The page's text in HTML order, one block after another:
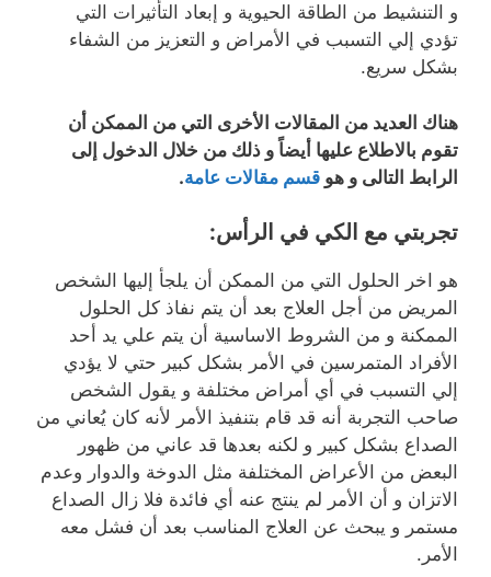
و التنشيط من الطاقة الحيوية و إبعاد التأثيرات التي
تؤدي إلي التسبب في الأمراض و التعزيز من الشفاء
بشكل سريع.
هناك العديد من المقالات الأخرى التي من الممكن أن
تقوم بالاطلاع عليها أيضاً و ذلك من خلال الدخول إلى
الرابط التالى و هو قسم مقالات عامة.
تجربتي مع الكي في الرأس:
هو اخر الحلول التي من الممكن أن يلجأ إليها الشخص
المريض من أجل العلاج بعد أن يتم نفاذ كل الحلول
الممكنة و من الشروط الاساسية أن يتم علي يد أحد
الأفراد المتمرسين في الأمر بشكل كبير حتي لا يؤدي
إلي التسبب في أي أمراض مختلفة و يقول الشخص
صاحب التجربة أنه قد قام بتنفيذ الأمر لأنه كان يُعاني من
الصداع بشكل كبير و لكنه بعدها قد عاني من ظهور
البعض من الأعراض المختلفة مثل الدوخة والدوار وعدم
الاتزان و أن الأمر لم ينتج عنه أي فائدة فلا زال الصداع
مستمر و يبحث عن العلاج المناسب بعد أن فشل معه
الأمر.